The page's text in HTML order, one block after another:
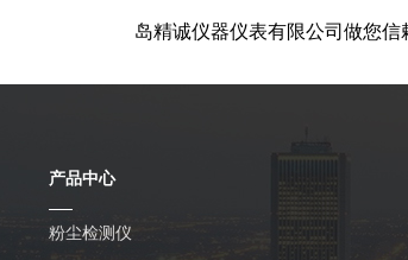
岛精诚仪器仪表有限公司做您信
产品中心
粉尘检测仪